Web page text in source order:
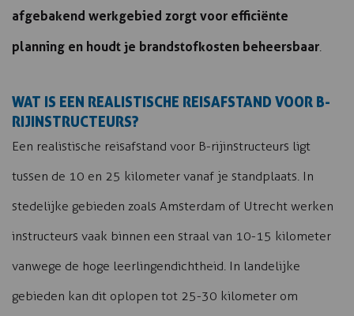
afgebakend werkgebied zorgt voor efficiënte
planning en houdt je brandstofkosten beheersbaar.
WAT IS EEN REALISTISCHE REISAFSTAND VOOR B-
RIJINSTRUCTEURS?
Een realistische reisafstand voor B-rijinstructeurs ligt
tussen de 10 en 25 kilometer vanaf je standplaats. In
stedelijke gebieden zoals Amsterdam of Utrecht werken
instructeurs vaak binnen een straal van 10-15 kilometer
vanwege de hoge leerlingendichtheid. In landelijke
gebieden kan dit oplopen tot 25-30 kilometer om